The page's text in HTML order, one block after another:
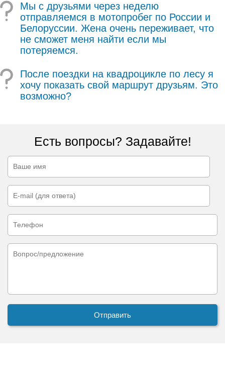
Мы с друзьями через неделю
отправляемся в мотопробег по России и
Белоруссии. Жена очень переживает, что
не сможет меня найти если мы
потеряемся.
После поездки на квадроцикле по лесу я
хочу показать свой маршрут друзьям. Это
возможно?
Есть вопросы? Задавайте!